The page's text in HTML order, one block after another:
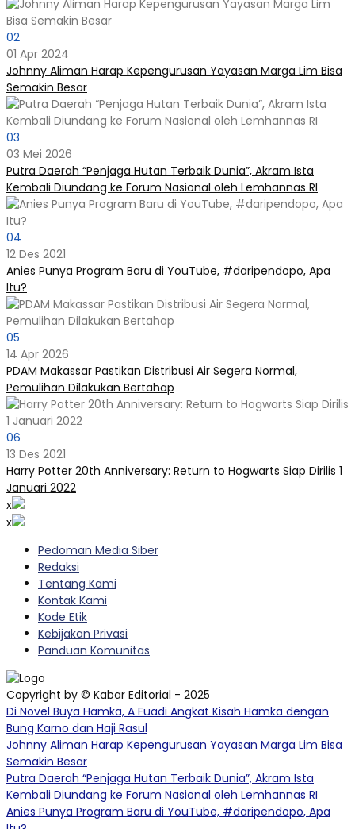
02
01 Apr 2024
Johnny Aliman Harap Kepengurusan Yayasan Marga Lim Bisa
Semakin Besar
03
03 Mei 2026
Putra Daerah “Penjaga Hutan Terbaik Dunia”, Akram Ista
Kembali Diundang ke Forum Nasional oleh Lemhannas RI
04
12 Des 2021
Anies Punya Program Baru di YouTube, #daripendopo, Apa
Itu?
05
14 Apr 2026
PDAM Makassar Pastikan Distribusi Air Segera Normal,
Pemulihan Dilakukan Bertahap
06
13 Des 2021
Harry Potter 20th Anniversary: Return to Hogwarts Siap Dirilis 1
Januari 2022
x
x
Pedoman Media Siber
Redaksi
Tentang Kami
Kontak Kami
Kode Etik
Kebijakan Privasi
Panduan Komunitas
Copyright by © Kabar Editorial - 2025
Di Novel Buya Hamka, A Fuadi Angkat Kisah Hamka dengan
Bung Karno dan Haji Rasul
Johnny Aliman Harap Kepengurusan Yayasan Marga Lim Bisa
Semakin Besar
Putra Daerah “Penjaga Hutan Terbaik Dunia”, Akram Ista
Kembali Diundang ke Forum Nasional oleh Lemhannas RI
Anies Punya Program Baru di YouTube, #daripendopo, Apa